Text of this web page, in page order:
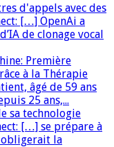
d'appels avec des
[…] OpenAi a
de clonage vocal
Première
à la Thérapie
âgé de 59 ans
25 ans,...
sa technologie
[…] se prépare à
la